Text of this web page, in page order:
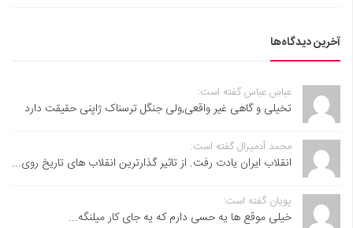
آخرین دیدگاه‌ها
عباس عباس گفته است:
تخیلی و گاهی غیر واقعی,ولی جنگل ترسناک ژاپنی حقیقت دارد
محمد آدمیرال گفته است:
انقلاب ایران یادت رفت. از تاثیر گذارترین انقلاب های تاریخ روی...
پویان گفته است:
خیلی موقع ها یه حسی دارم که یه جای کار میلنگه...